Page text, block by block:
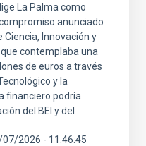
La Palma como
anunciado
Innovación y
contemplaba una
de euros a través
y la
financiero podría
del BEI y del
07/2026 - 11:46:45